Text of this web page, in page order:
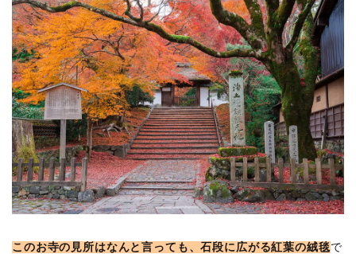
このお寺の見所はなんと言っても、石段に広がる紅葉の絨毯で